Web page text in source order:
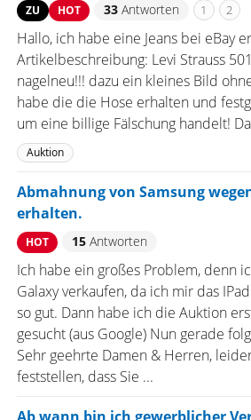
ZU HOT 33Antworten 1 2
Hallo, ich habe eine Jeans bei eBay
Artikelbeschreibung: Levi Strauss
nagelneu!!! dazu ein kleines Bild
habe die die Hose erhalten und
um eine billige Fälschung handelt!
Auktion
Abmahnung von Samsung
erhalten.
HOT 15Antworten
Ich habe ein großes Problem, denn
Galaxy verkaufen, da ich mir das
so gut. Dann habe ich die Auktion
gesucht (aus Google) Nun gerade
Sehr geehrte Damen & Herren,
feststellen, dass Sie ...